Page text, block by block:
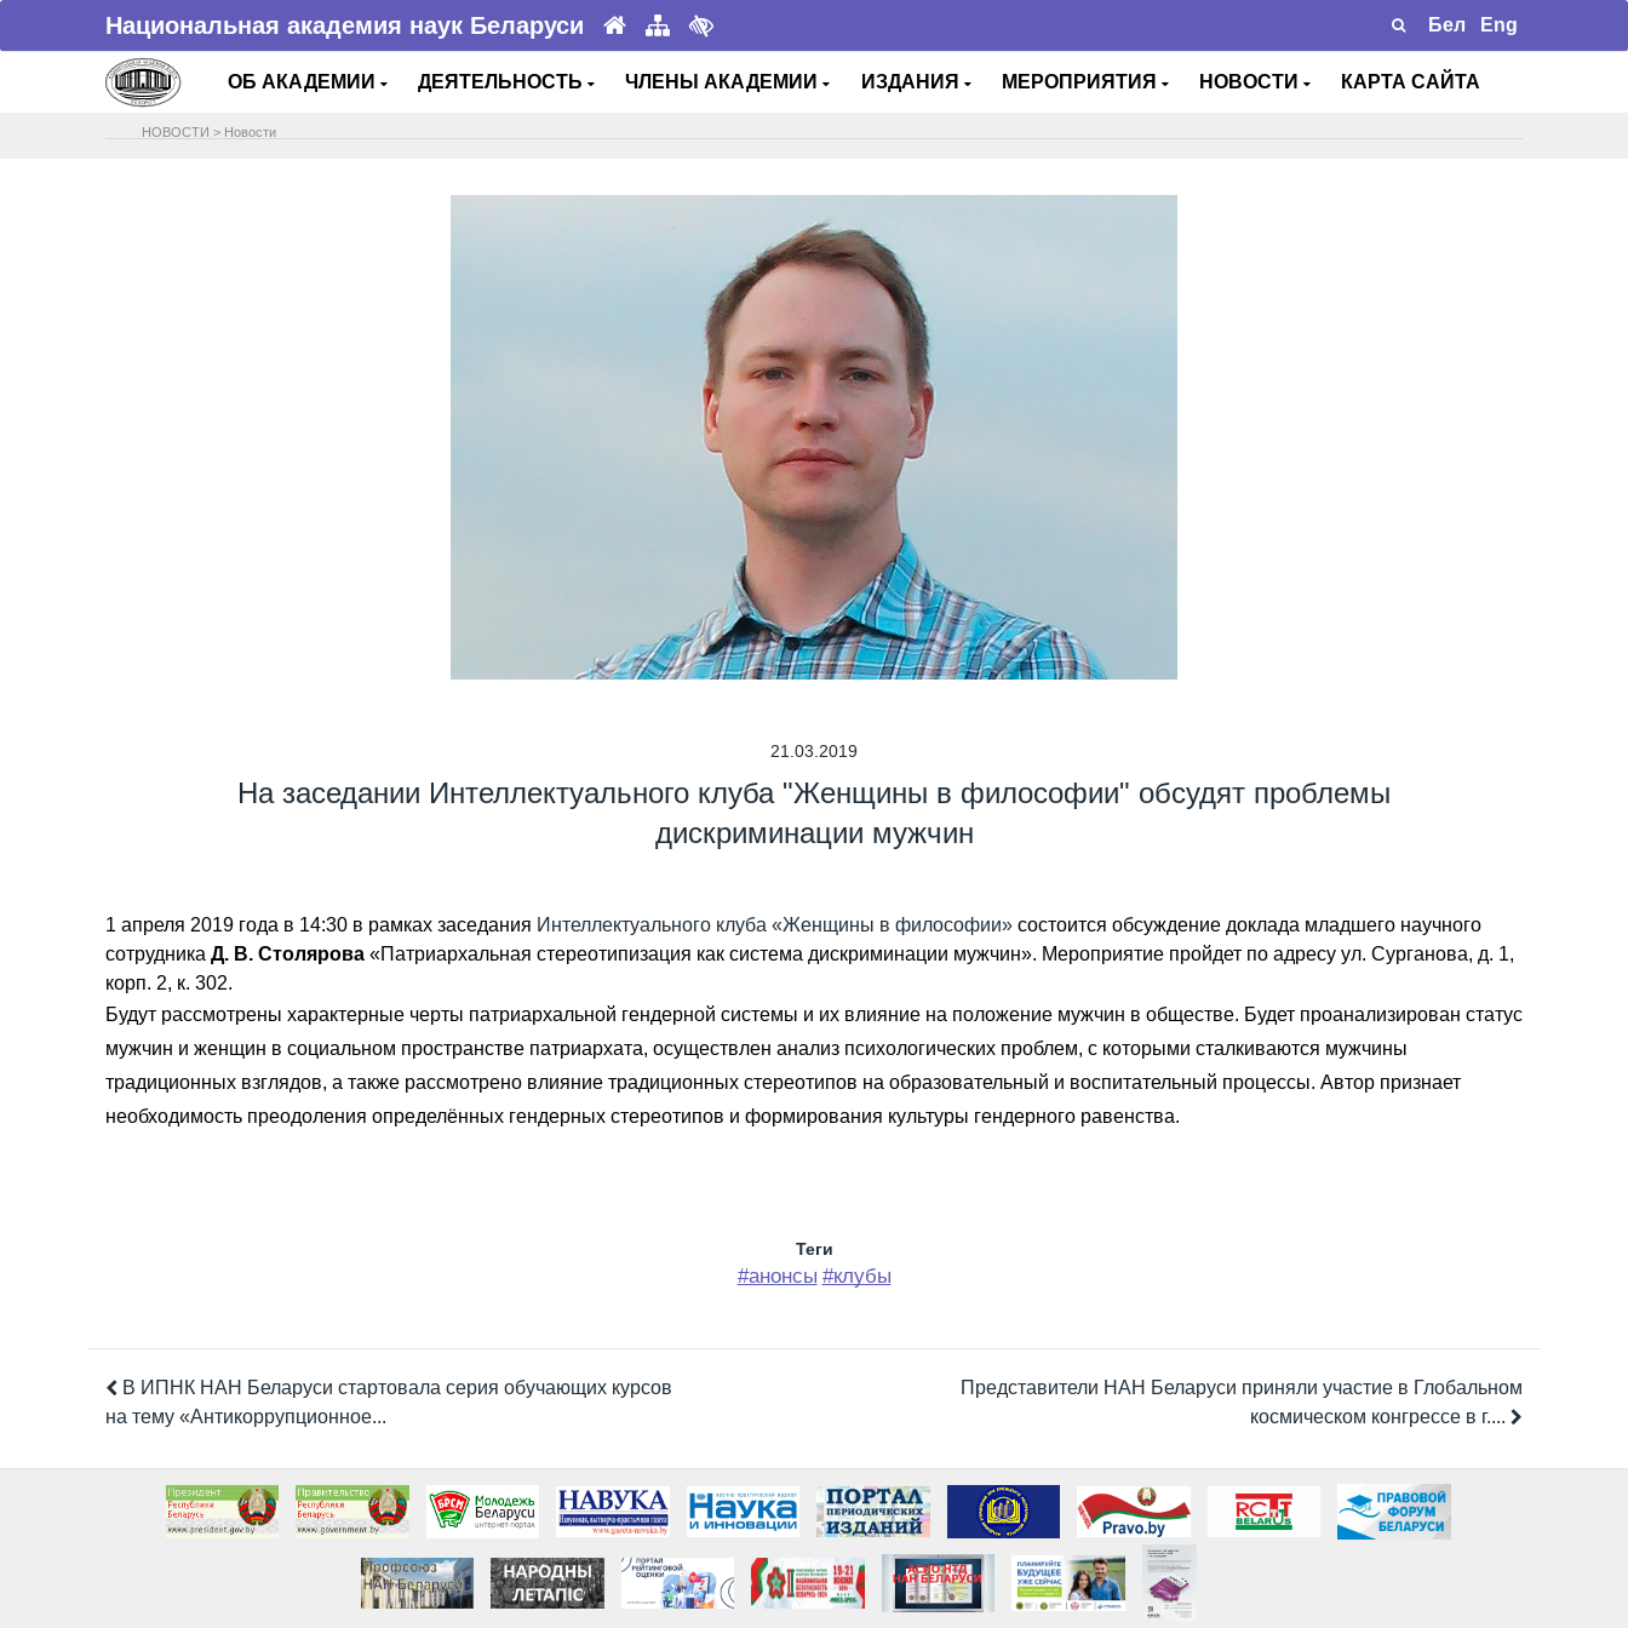
Национальная академия наук Беларуси Бел Eng
ОБ АКАДЕМИИ ДЕЯТЕЛЬНОСТЬ ЧЛЕНЫ АКАДЕМИИ ИЗДАНИЯ МЕРОПРИЯТИЯ НОВОСТИ КАРТА САЙТА
НОВОСТИ > Новости
21.03.2019
На заседании Интеллектуального клуба "Женщины в философии" обсудят проблемы
дискриминации мужчин
1 апреля 2019 года в 14:30 в рамках заседания Интеллектуального клуба «Женщины в философии» состоится обсуждение доклада младшего научного
сотрудника Д. В. Столярова «Патриархальная стереотипизация как система дискриминации мужчин». Мероприятие пройдет по адресу ул. Сурганова, д. 1,
корп. 2, к. 302.
Будут рассмотрены характерные черты патриархальной гендерной системы и их влияние на положение мужчин в обществе. Будет проанализирован статус
мужчин и женщин в социальном пространстве патриархата, осуществлен анализ психологических проблем, с которыми сталкиваются мужчины
традиционных взглядов, а также рассмотрено влияние традиционных стереотипов на образовательный и воспитательный процессы. Автор признает
необходимость преодоления определённых гендерных стереотипов и формирования культуры гендерного равенства.
Теги
#анонсы #клубы
В ИПНК НАН Беларуси стартовала серия обучающих курсов
на тему «Антикоррупционное...
Представители НАН Беларуси приняли участие в Глобальном
космическом конгрессе в г....